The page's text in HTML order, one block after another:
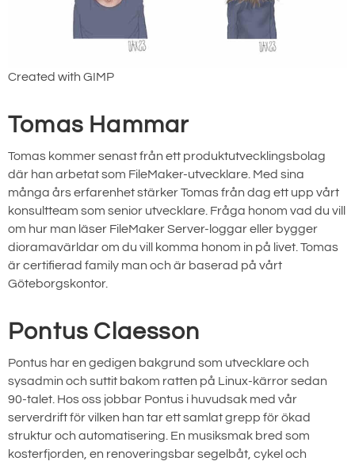
Created with GIMP
Tomas Hammar
Tomas kommer senast från ett produktutvecklingsbolag
där han arbetat som FileMaker-utvecklare. Med sina
många års erfarenhet stärker Tomas från dag ett upp vårt
konsultteam som senior utvecklare. Fråga honom vad du vill
om hur man läser FileMaker Server-loggar eller bygger
dioramavärldar om du vill komma honom in på livet. Tomas
är certifierad family man och är baserad på vårt
Göteborgskontor.
Pontus Claesson
Pontus har en gedigen bakgrund som utvecklare och
sysadmin och suttit bakom ratten på Linux-kärror sedan
90-talet. Hos oss jobbar Pontus i huvudsak med vår
serverdrift för vilken han tar ett samlat grepp för ökad
struktur och automatisering. En musiksmak bred som
kosterfjorden, en renoveringsbar segelbåt, cykel och